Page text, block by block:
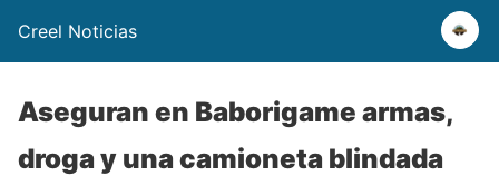
Creel Noticias
Aseguran en Baborigame armas,
droga y una camioneta blindada